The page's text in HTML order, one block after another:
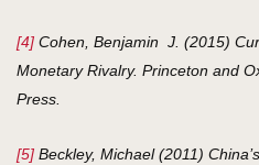
[4] Cohen, Benjamin J. (2015)
Monetary Rivalry. Princeton and
Press.
[5] Beckley, Michael (2011)